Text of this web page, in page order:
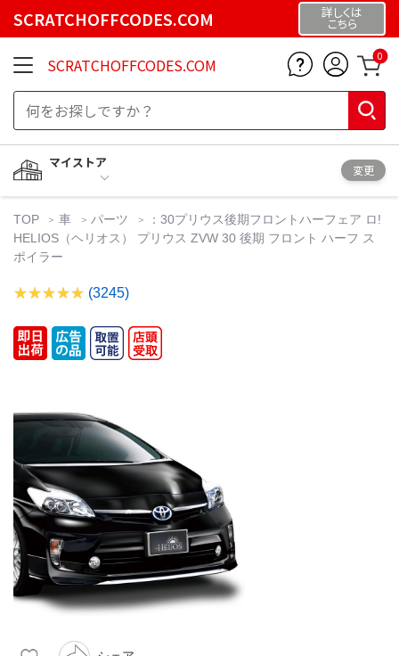
SCRATCHOFFCODES.COM 詳しくは
こちら
SCRATCHOFFCODES.COM 0
マイストア
変更
TOP 車 パーツ
：30プリウス後期フロントハーフェア ロ!
HELIOS（ヘリオス） プリウス ZVW 30 後期 フロント ハーフ ス
ポイラー
(3245)